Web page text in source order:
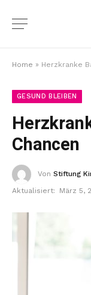
Home » Herzkranke
GESUND BLEIBEN
Chancen
Von Stiftung
Aktualisiert:
März 5,